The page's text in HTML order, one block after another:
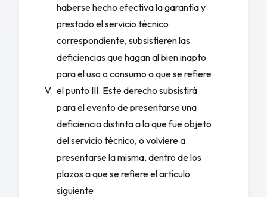
V.
haberse hecho efectiva la garantía y
prestado el servicio técnico
correspondiente, subsistieren las
deficiencias que hagan al bien inapto
para el uso o consumo a que se refiere
el punto III. Este derecho subsistirá
para el evento de presentarse una
deficiencia distinta a la que fue objeto
del servicio técnico, o volviere a
presentarse la misma, dentro de los
plazos a que se refiere el artículo
siguiente